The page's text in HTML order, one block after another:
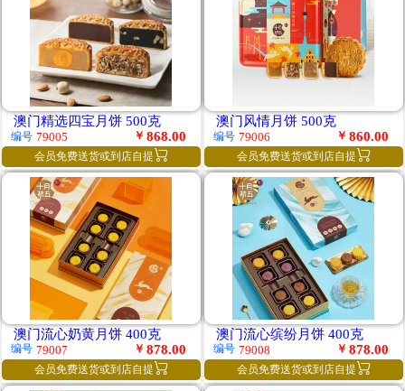
澳门精选四宝月饼 500克
编号 79005 ￥ 868.00
会员免费送货或到店自提 
澳门风情月饼 500克
编号 79006 ￥ 860.00
会员免费送货或到店自提 
澳门流心奶黄月饼 400克
编号 79007 ￥ 878.00
会员免费送货或到店自提 
澳门流心缤纷月饼 400克
编号 79008 ￥ 878.00
会员免费送货或到店自提 